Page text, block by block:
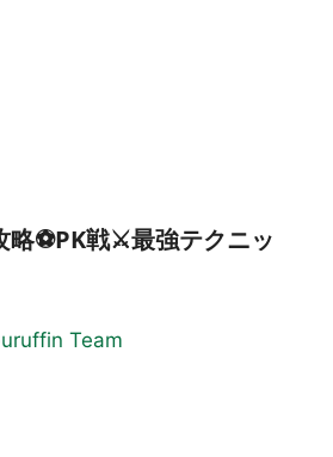
⚽PK戦⚔️最強テクニッ
Team